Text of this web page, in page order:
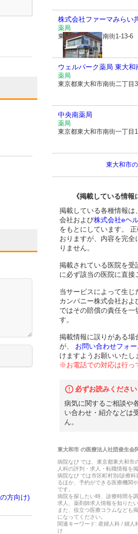
方向け)
株式会社ファーマみらい
薬局
東京都東大和市南街1-13-6
ウェルパーク薬局 東大和
薬局
東京都東大和市南街二丁目
中央南薬局
薬局
東京都東大和市南街一丁目
東大和市
《掲載している情報
掲載している各種情報は
会社および株式会社eヘ
をもとにしています。
おりますが、内容を完全
りません。
掲載されている医院を受
に必ず該当の医院に直接
当サービスによって生じ
カンパニー株式会社およ
ではその賠償の責任を一
す。
掲載情報に誤りがある場
が、
お問い合わせフォー
けますようお願いいたし
※お電話での対応は行っ
必ずお読みください
病気に関するご相談や
い合わせ・紹介などは
ん。
東大和市の医療法人社団俊生会
病院なび では、 東京都東大和市
人科の評判・求人・転職情報を
病院なび では市区町村別/診療
るほか、予約ができる医療機関
です。
病院を探したい時、診療時間を
求人、薬剤師求人情報を知りた
また、役立つ医療コラムなども
になってください。
関連キーワード: 産婦人科 / 婦人
け